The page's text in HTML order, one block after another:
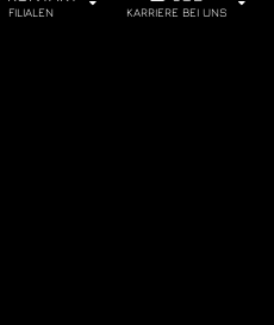
FILIALEN KARRIERE BEI UNS